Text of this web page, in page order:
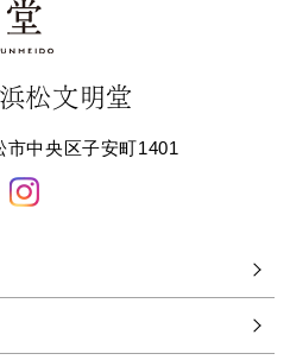
浜松文明堂
市中央区子安町1401